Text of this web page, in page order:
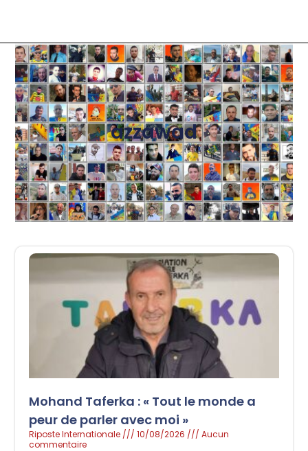
azzawad
Mohand Taferka : « Tout le monde a
peur de parler avec moi »
Riposte Internationale 10/08/2026
Aucun
commentaire